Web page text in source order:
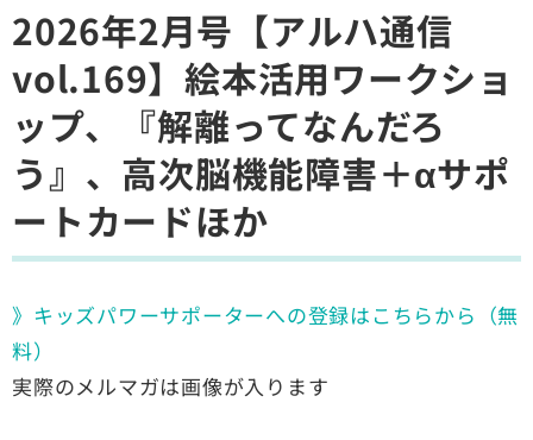
2026年2月号【アルハ通信
vol.169】絵本活用ワークショ
ップ、『解離ってなんだろ
う』、高次脳機能障害＋αサポ
ートカードほか
》キッズパワーサポーターへの登録はこちらから（無
料）
実際のメルマガは画像が入ります